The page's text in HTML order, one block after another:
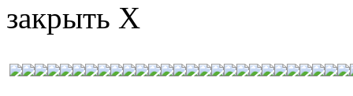
закрыть X